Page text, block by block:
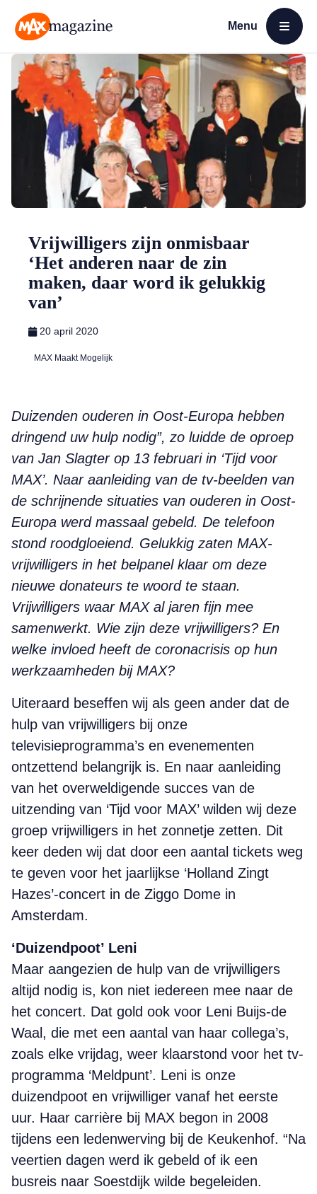
Menu
Open menu
Vrijwilligers zijn onmisbaar
‘Het anderen naar de zin
maken, daar word ik gelukkig
van’
20 april 2020
MAX Maakt Mogelijk
Duizenden ouderen in Oost-Europa hebben
dringend uw hulp nodig”, zo luidde de oproep
van Jan Slagter op 13 februari in ‘Tijd voor
MAX’. Naar aanleiding van de tv-beelden van
de schrijnende situaties van ouderen in Oost-
Europa werd massaal gebeld. De telefoon
stond roodgloeiend. Gelukkig zaten MAX-
vrijwilligers in het belpanel klaar om deze
nieuwe donateurs te woord te staan.
Vrijwilligers waar MAX al jaren fijn mee
samenwerkt. Wie zijn deze vrijwilligers? En
welke invloed heeft de coronacrisis op hun
werkzaamheden bij MAX?
Uiteraard beseffen wij als geen ander dat de
hulp van vrijwilligers bij onze
televisieprogramma’s en evenementen
ontzettend belangrijk is. En naar aanleiding
van het overweldigende succes van de
uitzending van ‘Tijd voor MAX’ wilden wij deze
groep vrijwilligers in het zonnetje zetten. Dit
keer deden wij dat door een aantal tickets weg
te geven voor het jaarlijkse ‘Holland Zingt
Hazes’-concert in de Ziggo Dome in
Amsterdam.
‘Duizendpoot’ Leni
Maar aangezien de hulp van de vrijwilligers
altijd nodig is, kon niet iedereen mee naar de
het concert. Dat gold ook voor Leni Buijs-de
Waal, die met een aantal van haar collega’s,
zoals elke vrijdag, weer klaarstond voor het tv-
programma ‘Meldpunt’. Leni is onze
duizendpoot en vrijwilliger vanaf het eerste
uur. Haar carrière bij MAX begon in 2008
tijdens een ledenwerving bij de Keukenhof. “Na
veertien dagen werd ik gebeld of ik een
busreis naar Soestdijk wilde begeleiden.